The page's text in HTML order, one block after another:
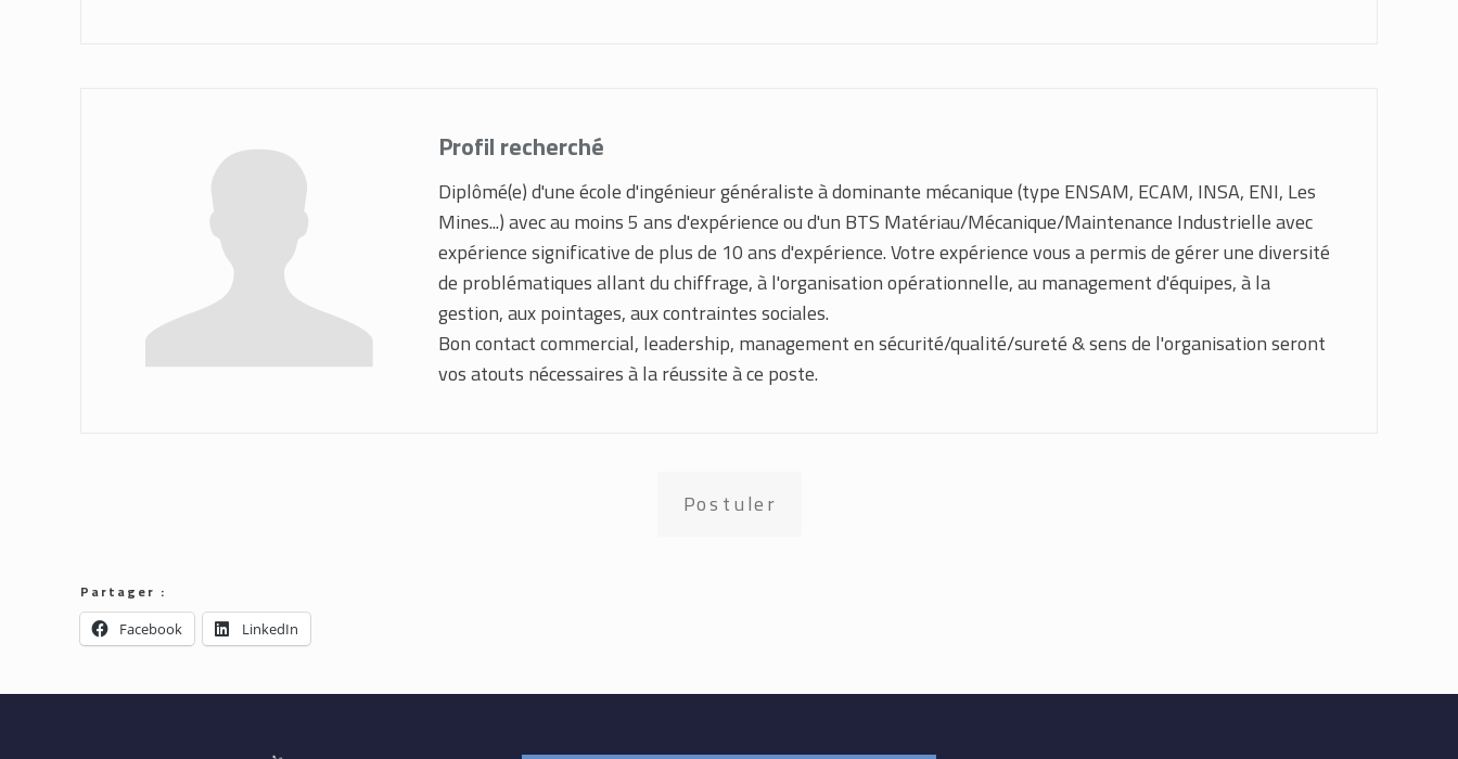
Profil recherché
Diplômé(e) d'une école d'ingénieur généraliste à dominante mécanique (type ENSAM, ECAM, INSA, ENI, Les
Mines...) avec au moins 5 ans d'expérience ou d'un BTS Matériau/Mécanique/Maintenance Industrielle avec
expérience significative de plus de 10 ans d'expérience. Votre expérience vous a permis de gérer une diversité
de problématiques allant du chiffrage, à l'organisation opérationnelle, au management d'équipes, à la
gestion, aux pointages, aux contraintes sociales.
Bon contact commercial, leadership, management en sécurité/qualité/sureté & sens de l'organisation seront
vos atouts nécessaires à la réussite à ce poste.
Postuler
Partager :
Facebook LinkedIn